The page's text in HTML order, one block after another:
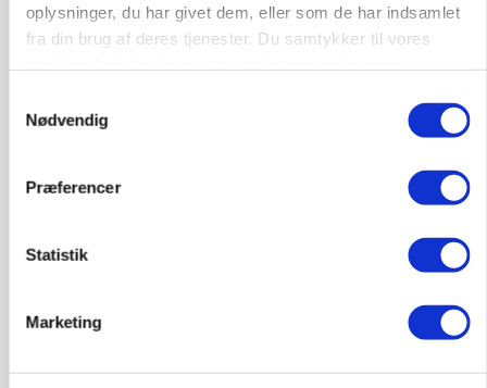
oplysninger, du har givet dem, eller som de har indsamlet
fra din brug af deres tjenester. Du samtykker til vores
Nødvendig
Præferencer
Statistik
Marketing
KVÆG
Snart kan man søge tilskud til naturprojekter
Annonce
PLANTER
Før såmaskinen kører: Her er efterårets største